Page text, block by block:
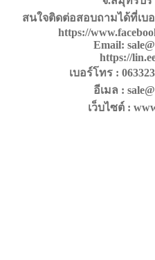
สนใจติดต่อสอบถามได้ที่เบอร์
https://
Email:
https://
เบอร์โทร :
อีเมล :
เว็บไซต์ :